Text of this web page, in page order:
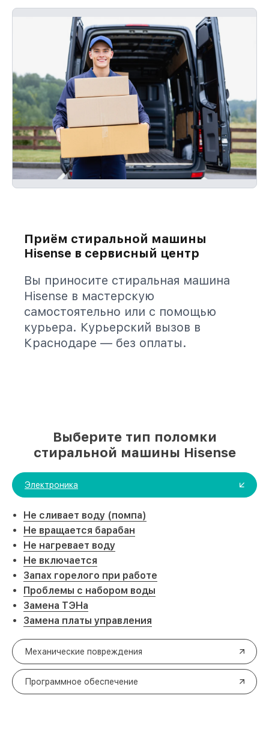
Приём стиральной машины
Hisense в сервисный центр
Вы приносите стиральная машина
Hisense в мастерскую
самостоятельно или с помощью
курьера. Курьерский вызов в
Краснодаре — без оплаты.
Выберите тип поломки
стиральной машины Hisense
Электроника
Не сливает воду (помпа)
Не вращается барабан
Не нагревает воду
Не включается
Запах горелого при работе
Проблемы с набором воды
Замена ТЭНа
Замена платы управления
Механические повреждения
Программное обеспечение